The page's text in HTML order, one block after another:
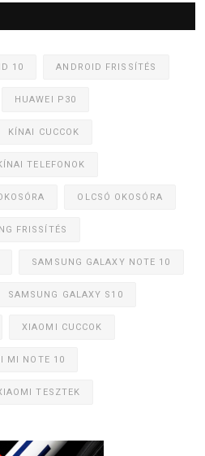
10 ANDROID FRISSÍTÉS
HUAWEI P30
KÍNAI CUCCOK
TELEFONOK
OLCSÓ OKOSÓRA
FRISSÍTÉS
SAMSUNG GALAXY NOTE 10
SAMSUNG GALAXY S10
XIAOMI CUCCOK
MI NOTE 10
TESZTEK